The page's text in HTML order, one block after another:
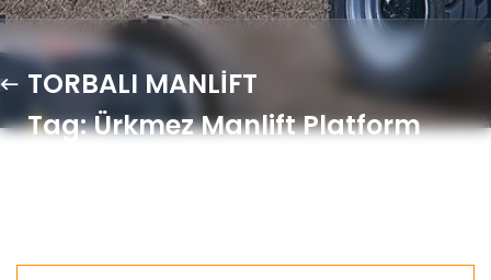
TORBALI MANLİFT
Tag: Ürkmez Manlift Platform